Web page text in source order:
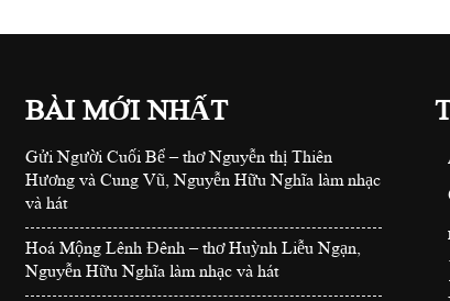
BÀI MỚI NHẤT
Gửi Người Cuối Bể – thơ Nguyễn thị Thiên
Hương và Cung Vũ, Nguyễn Hữu Nghĩa làm nhạc
và hát
Hoá Mộng Lênh Đênh – thơ Huỳnh Liễu Ngạn,
Nguyễn Hữu Nghĩa làm nhạc và hát